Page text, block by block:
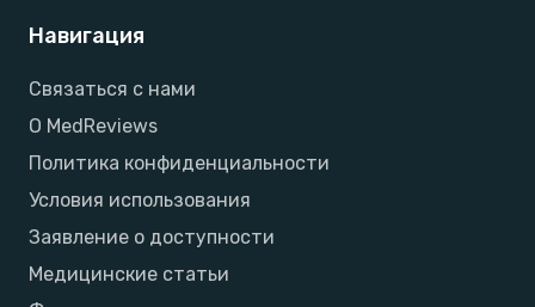
Навигация
Связаться с нами
О MedReviews
Политика конфиденциальности
Условия использования
Заявление о доступности
Медицинские статьи